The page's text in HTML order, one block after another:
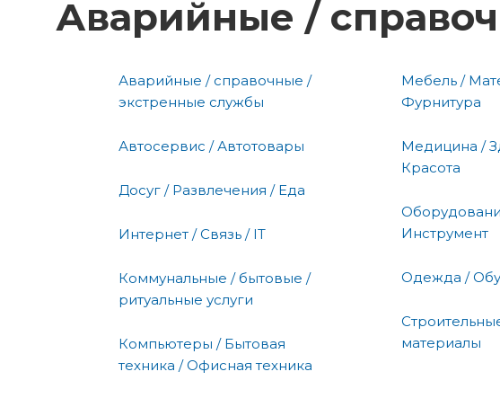
Аварийные /
Аварийные / справочные /
экстренные службы
Автосервис / Автотовары
Досуг / Развлечения / Еда
Интернет / Связь / IT
Коммунальные / бытовые /
ритуальные услуги
Компьютеры / Бытовая
техника / Офисная техника
Мебель /
Фурнитура
Медицина /
Красота
Инструмент
Одежда /
материалы